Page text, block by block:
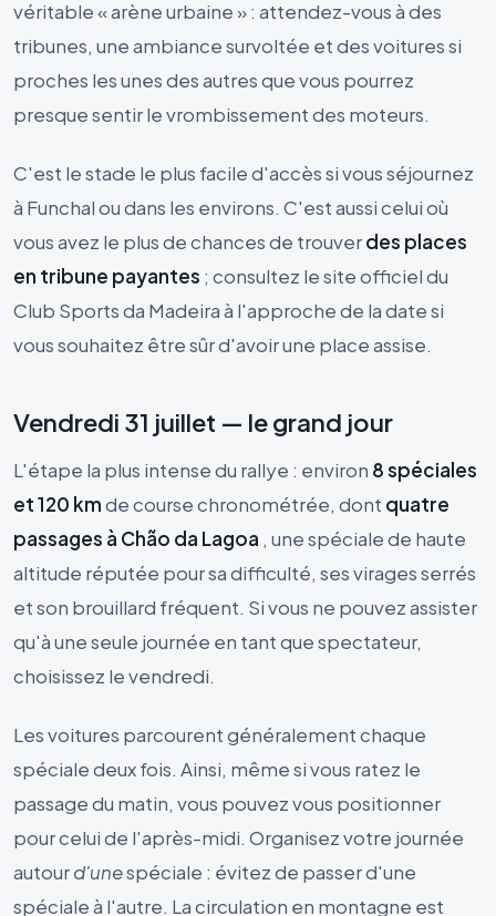
véritable « arène urbaine » : attendez-vous à des
tribunes, une ambiance survoltée et des voitures si
proches les unes des autres que vous pourrez
presque sentir le vrombissement des moteurs.
C'est le stade le plus facile d'accès si vous séjournez
à Funchal ou dans les environs. C'est aussi celui où
vous avez le plus de chances de trouverdes places
en tribune payantes ; consultez le site officiel du
Club Sports da Madeira à l'approche de la date si
vous souhaitez être sûr d'avoir une place assise.
Vendredi 31 juillet — le grand jour
L'étape la plus intense du rallye : environ 8 spéciales
et 120 kmde course chronométrée, dont quatre
passages à Chão da Lagoa , une spéciale de haute
altitude réputée pour sa difficulté, ses virages serrés
et son brouillard fréquent. Si vous ne pouvez assister
qu'à une seule journée en tant que spectateur,
choisissez le vendredi.
Les voitures parcourent généralement chaque
spéciale deux fois. Ainsi, même si vous ratez le
passage du matin, vous pouvez vous positionner
pour celui de l'après-midi. Organisez votre journée
autourd'unespéciale : évitez de passer d'une
spéciale à l'autre. La circulation en montagne est